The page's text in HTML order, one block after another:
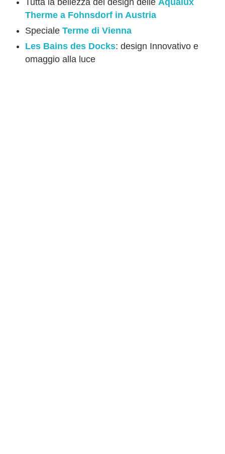
Therme a Fohnsdorf in Austria
Speciale Terme di Vienna
Les Bains des Docks: design Innovativo e
omaggio alla luce